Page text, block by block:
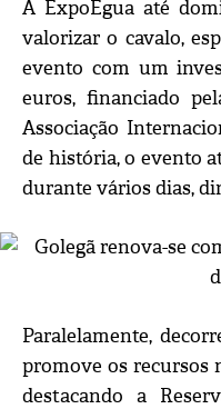
A ExpoÉgua até
valorizar o cavalo,
evento com um
euros, financiado
Associação
de história, o evento
durante vários dias,
Paralelamente,
promove os recursos
destacando a